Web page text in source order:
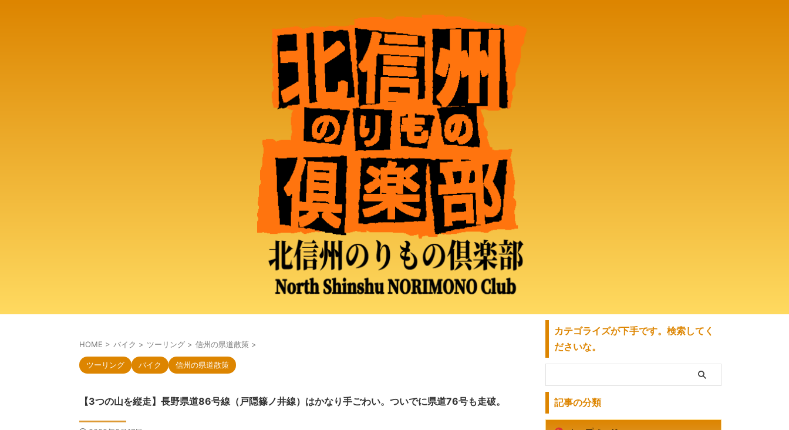
HOME > バイク > ツーリング > 信州の県道散策 >
ツーリング バイク 信州の県道散策
【3つの山を縦走】長野県道86号線（戸隠篠ノ井線）はかなり手ごわい。ついでに県道76号も走破。
カテゴライズが下手です。検索してく
ださいな。
記事の分類